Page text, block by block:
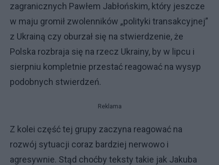
zagranicznych Pawłem Jabłońskim, który jeszcze
w maju gromił zwolenników „polityki transakcyjnej”
z Ukrainą czy oburzał się na stwierdzenie, że
Polska rozbraja się na rzecz Ukrainy, by w lipcu i
sierpniu kompletnie przestać reagować na wysyp
podobnych stwierdzeń.
Reklama
Z kolei część tej grupy zaczyna reagować na
rozwój sytuacji coraz bardziej nerwowo i
agresywnie. Stąd choćby teksty takie jak Jakuba